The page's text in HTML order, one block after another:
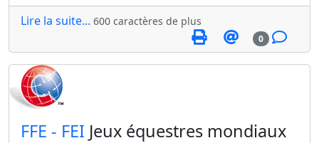
Lire la suite... 600 caractères de plus
0
​FFE - FEI Jeux équestres mondiaux